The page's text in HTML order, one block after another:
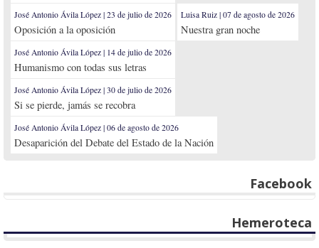
José Antonio Ávila López | 23 de julio de 2026
Oposición a la oposición
Luisa Ruiz | 07 de agosto de 2026
Nuestra gran noche
José Antonio Ávila López | 14 de julio de 2026
Humanismo con todas sus letras
José Antonio Ávila López | 30 de julio de 2026
Si se pierde, jamás se recobra
José Antonio Ávila López | 06 de agosto de 2026
Desaparición del Debate del Estado de la Nación
Facebook
Hemeroteca